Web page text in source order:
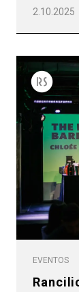
2.10.2025
EVENTOS